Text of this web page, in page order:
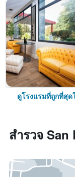
ดูโรงแรมที่ถูกที่สุ
สำรวจ San